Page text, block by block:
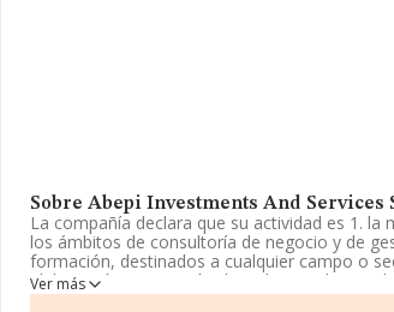
Sobre Abepi Investments And Services
La compañía declara que su actividad es 1.
los ámbitos de consultoría de negocio y de
formación, destinados a cualquier campo o
elaboración y ejecución de todo tipo de
asistenc. La empresa aparece inscrita en el
Ver más